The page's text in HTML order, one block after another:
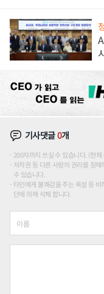
기사댓글0개
200자까지 쓰실 수 있습니다. (현
저작권 등 다른 사람의 권리를 침
수 있습니다.
타인에게 불쾌감을 주는 욕설 등
단에 의해 삭제 합니다.